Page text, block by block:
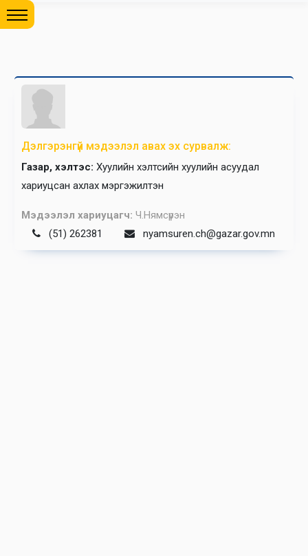
Дэлгэрэнгүй мэдээлэл авах эх сурвалж:
Газар, хэлтэс: Хуулийн хэлтсийн хуулийн асуудал
хариуцсан ахлах мэргэжилтэн
Мэдээлэл хариуцагч: Ч.Нямсүрэн
(51) 262381
nyamsuren.ch@gazar.gov.mn